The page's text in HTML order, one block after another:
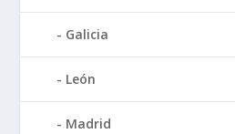
Galicia
León
Madrid